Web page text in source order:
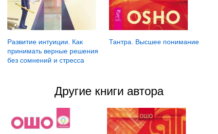
Развитие интуиции. Как
принимать верные решения
без сомнений и стресса
Тантра. Высшее понимание
Другие книги автора